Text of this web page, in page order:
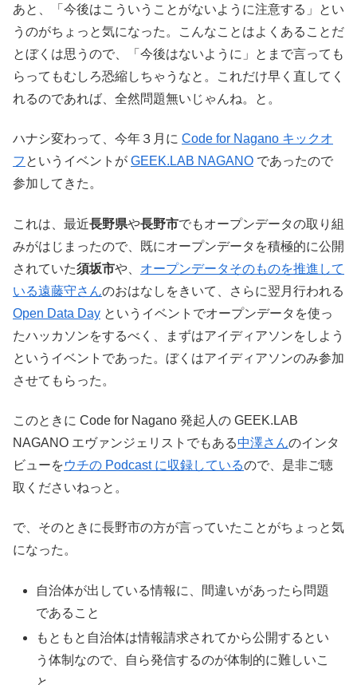
あと、「今後はこういうことがないように注意する」とい
うのがちょっと気になった。こんなことはよくあることだ
とぼくは思うので、「今後はないように」とまで言っても
らってもむしろ恐縮しちゃうなと。これだけ早く直してく
れるのであれば、全然問題無いじゃんね。と。
ハナシ変わって、今年３月に Code for Nagano キックオ
フ というイベントが GEEK.LAB NAGANO であったので
参加してきた。
これは、最近長野県や長野市でもオープンデータの取り組
みがはじまったので、既にオープンデータを積極的に公開
されていた須坂市や、 オープンデータそのものを推進して
いる遠藤守さんのおはなしをきいて、さらに翌月行われる
Open Data Day というイベントでオープンデータを使っ
たハッカソンをするべく、まずはアイディアソンをしよう
というイベントであった。ぼくはアイディアソンのみ参加
させてもらった。
このときに Code for Nagano 発起人の GEEK.LAB
NAGANO エヴァンジェリストでもある中澤さんのインタ
ビューをウチの Podcast に収録しているので、是非ご聴
取くださいねっと。
で、そのときに長野市の方が言っていたことがちょっと気
になった。
自治体が出している情報に、間違いがあったら問題
であること
もともと自治体は情報請求されてから公開するとい
う体制なので、自ら発信するのが体制的に難しいこ
と